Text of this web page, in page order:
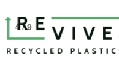
4 / 9